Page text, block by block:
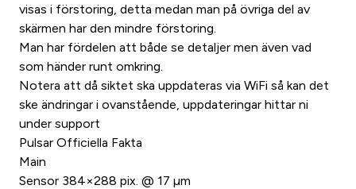
visas i förstoring, detta medan man på övriga del av
skärmen har den mindre förstoring.
Man har fördelen att både se detaljer men även vad
som händer runt omkring.
Notera att då siktet ska uppdateras via WiFi så kan det
ske ändringar i ovanstående, uppdateringar hittar ni
under support
Pulsar Officiella Fakta
Main
Sensor 384×288 pix. @ 17 µm